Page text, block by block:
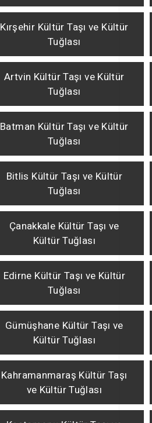
Kırşehir Kültür Taşı ve Kültür
Tuğlası
Artvin Kültür Taşı ve Kültür
Tuğlası
Batman Kültür Taşı ve Kültür
Tuğlası
Bitlis Kültür Taşı ve Kültür
Tuğlası
Çanakkale Kültür Taşı ve
Kültür Tuğlası
Edirne Kültür Taşı ve Kültür
Tuğlası
Gümüşhane Kültür Taşı ve
Kültür Tuğlası
Kahramanmaraş Kültür Taşı
ve Kültür Tuğlası